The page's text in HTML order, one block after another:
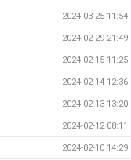
2024-03-25 11:54
2024-02-29 21:49
2024-02-15 11:25
2024-02-14 12:36
2024-02-13 13:20
2024-02-12 08:11
2024-02-10 14:29